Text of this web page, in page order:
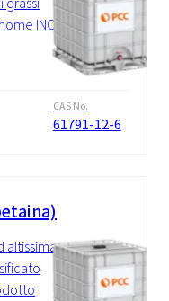
INCI:
CAS No.
61791-12-6
altissima